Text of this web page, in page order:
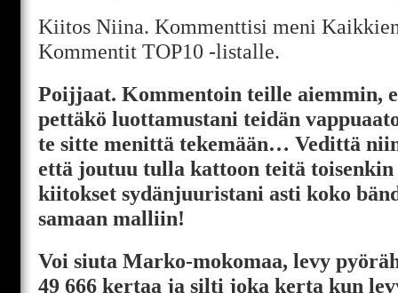
Kiitos Niina. Kommenttisi meni
Kommentit TOP10 -listalle.
Poijjaat. Kommentoin teille aiemmin,
pettäkö luottamustani teidän
te sitte menittä tekemään… Vedittä
että joutuu tulla kattoon teitä
kiitokset sydänjuuristani asti koko
samaan malliin!
Voi siuta Marko-mokomaa, levy
49 666 kertaa ja silti joka kerta kun